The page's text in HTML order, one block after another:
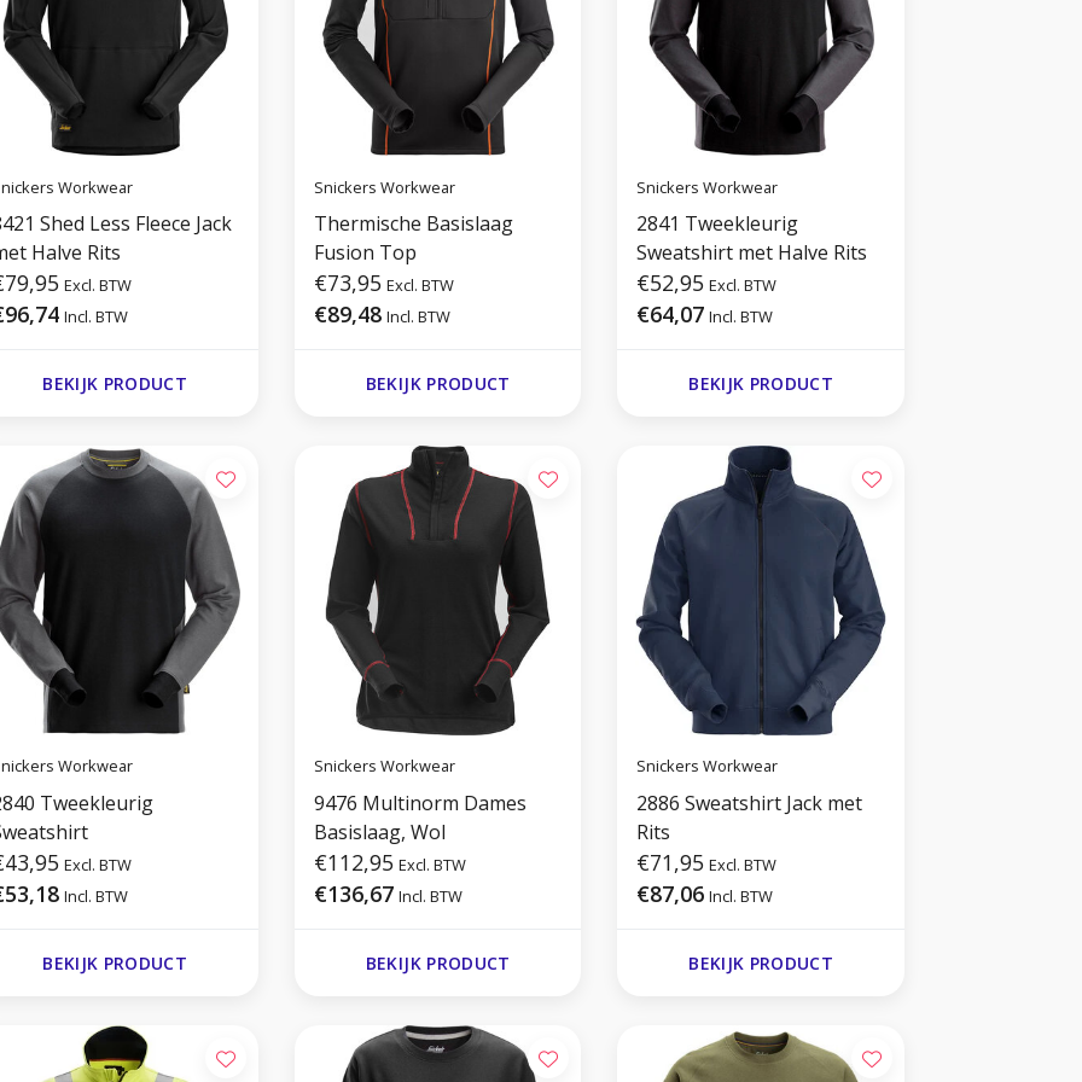
Workwear
Shed Less Fleece Jack
Halve Rits
Excl. BTW
Incl. BTW
BEKIJK PRODUCT
Snickers Workwear
Thermische Basislaag
Fusion Top
€73,95 Excl. BTW
€89,48 Incl. BTW
BEKIJK PRODUCT
Snickers Workwear
2841 Tweekleurig
Sweatshirt met Halve Rits
€52,95 Excl. BTW
€64,07 Incl. BTW
BEKIJK PRODUCT
Workwear
Tweekleurig
Excl. BTW
Incl. BTW
BEKIJK PRODUCT
Snickers Workwear
9476 Multinorm Dames
Basislaag, Wol
€112,95 Excl. BTW
€136,67 Incl. BTW
BEKIJK PRODUCT
Snickers Workwear
2886 Sweatshirt Jack met
Rits
€71,95 Excl. BTW
€87,06 Incl. BTW
BEKIJK PRODUCT